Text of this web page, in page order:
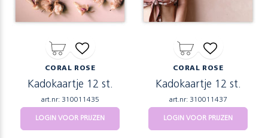
CORAL ROSE
Kadokaartje 12 st.
art.nr: 310011435
LOGIN VOOR PRIJZEN
CORAL ROSE
Kadokaartje 12 st.
art.nr: 310011437
LOGIN VOOR PRIJZEN